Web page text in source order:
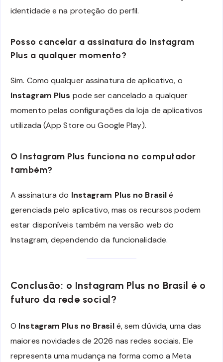
identidade e na proteção do perfil.
Posso cancelar a assinatura do Instagram
Plus a qualquer momento?
Sim. Como qualquer assinatura de aplicativo, o
Instagram Plus pode ser cancelado a qualquer
momento pelas configurações da loja de aplicativos
utilizada (App Store ou Google Play).
O Instagram Plus funciona no computador
também?
A assinatura do Instagram Plus no Brasilé
gerenciada pelo aplicativo, mas os recursos podem
estar disponíveis também na versão web do
Instagram, dependendo da funcionalidade.
Conclusão: o Instagram Plus no Brasil é o
futuro da rede social?
O Instagram Plus no Brasilé, sem dúvida, uma das
maiores novidades de 2026 nas redes sociais. Ele
representa uma mudança na forma como a Meta